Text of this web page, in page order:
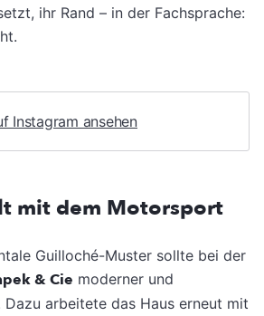
ihr Rand – in der Fachsprache:
Instagram ansehen
mit dem Motorsport
Guilloché-Muster sollte bei der
& Cie moderner und
arbeitete das Haus erneut mit